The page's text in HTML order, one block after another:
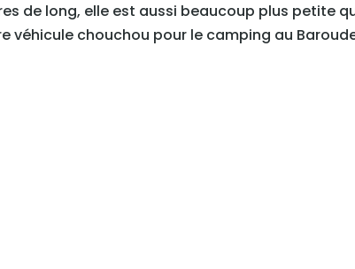
de long, elle est aussi beaucoup plus petite
véhicule chouchou pour le camping au